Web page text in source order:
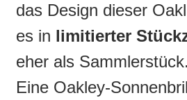
das Design dieser
es in limitierter
eher als
Eine Oakley-